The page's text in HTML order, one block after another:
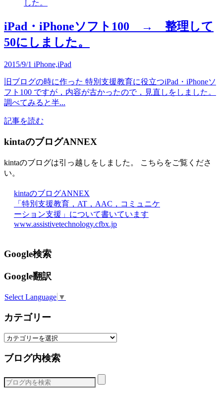
iPad・iPhoneソフト100 → 整理して
50にしました。
2015/9/1 iPhone,iPad
旧ブログの時に作った 特別支援教育に役立つiPad・iPhoneソ
フト100 ですが，内容が古かったので，見直しをしました。
調べてみると半...
記事を読む
kintaのブログANNEX
kintaのブログは引っ越しをしました。 こちらをご覧くださ
い。
kintaのブログANNEX
「特別支援教育，AT，AAC，コミュニケ
ーション支援」について書いています
www.assistivetechnology.cfbx.jp
Google検索
Google翻訳
Select Language ▼
カテゴリー
カ
ゴ
ー
ブログ内検索